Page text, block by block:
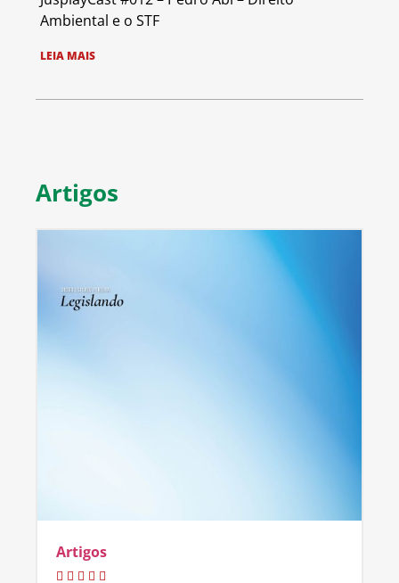
Ambiental e o STF
LEIA MAIS
Artigos
Artigos